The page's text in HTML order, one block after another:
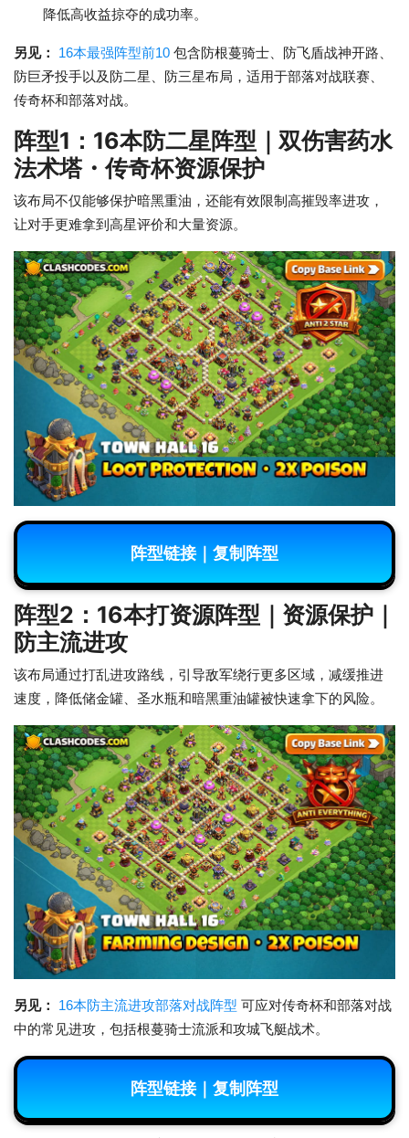
降低高收益掠夺的成功率。
另见： 16本最强阵型前10 包含防根蔓骑士、防飞盾战神开路、
防巨矛投手以及防二星、防三星布局，适用于部落对战联赛、
传奇杯和部落对战。
阵型1：16本防二星阵型｜双伤害药水
法术塔・传奇杯资源保护
该布局不仅能够保护暗黑重油，还能有效限制高摧毁率进攻，
让对手更难拿到高星评价和大量资源。
阵型链接｜复制阵型
阵型2：16本打资源阵型｜资源保护｜
防主流进攻
该布局通过打乱进攻路线，引导敌军绕行更多区域，减缓推进
速度，降低储金罐、圣水瓶和暗黑重油罐被快速拿下的风险。
另见： 16本防主流进攻部落对战阵型 可应对传奇杯和部落对战
中的常见进攻，包括根蔓骑士流派和攻城飞艇战术。
阵型链接｜复制阵型